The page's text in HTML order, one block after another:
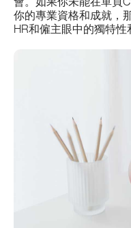
你的專業資格和成就，
HR和僱主眼中的獨特性